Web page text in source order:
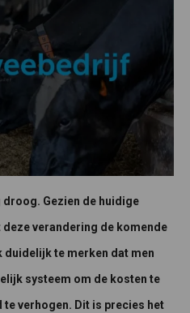
droog. Gezien de huidige
verandering de komende
duidelijk te merken dat men
systeem om de kosten te
verhogen. Dit is precies het